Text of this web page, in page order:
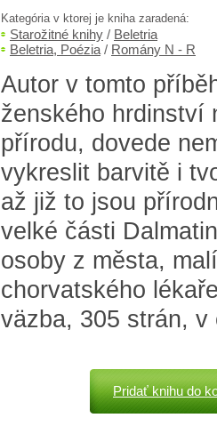
Kategória v ktorej je kniha zaradená:
Starožitné knihy / Beletria
Beletria, Poézia / Romány N - R
Autor v tomto
ženského hrdinství
přírodu, dovede
vykreslit barvitě i
až již to jsou
velké části
osoby z města,
chorvatského
väzba, 305 strán, v
Pridať knihu do